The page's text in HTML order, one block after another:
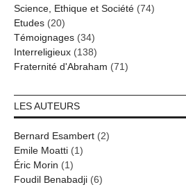
Science, Ethique et Société (74)
Etudes (20)
Témoignages (34)
Interreligieux (138)
Fraternité d'Abraham (71)
LES AUTEURS
Bernard Esambert (2)
Emile Moatti (1)
Éric Morin (1)
Foudil Benabadji (6)